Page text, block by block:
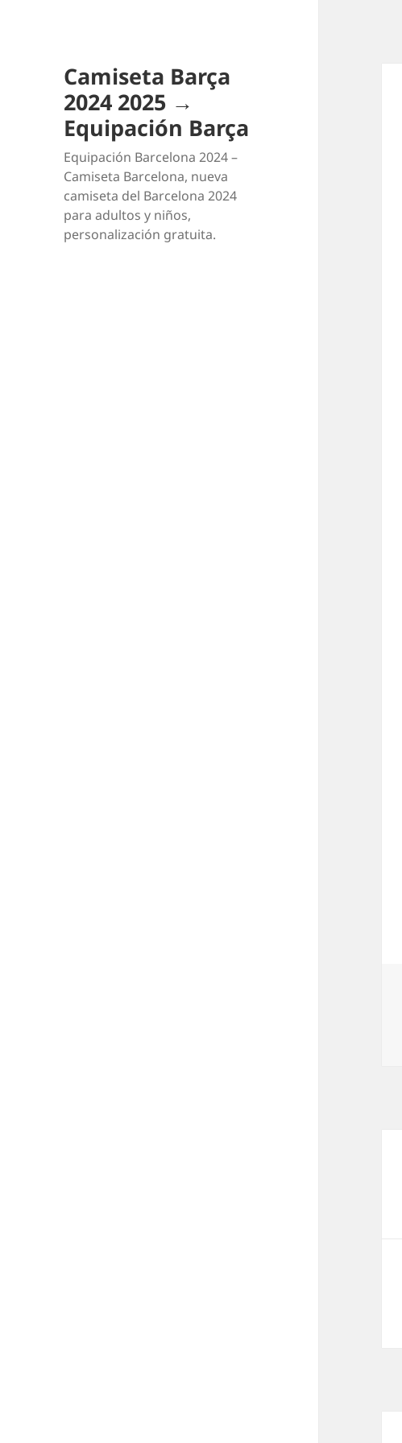
Camiseta Barça
2024 2025 →
Equipación Barça
Equipación Barcelona 2024 –
Camiseta Barcelona, nueva
camiseta del Barcelona 2024
para adultos y niños,
personalización gratuita.